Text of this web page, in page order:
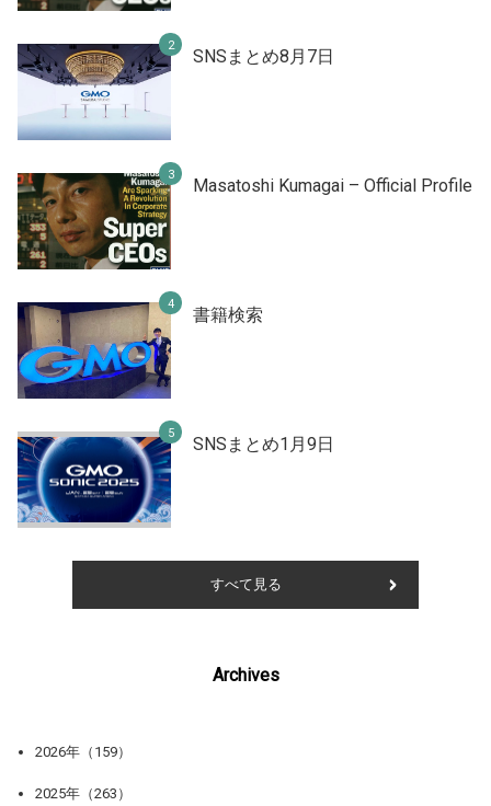
SNSまとめ8月7日
Masatoshi Kumagai – Official Profile
書籍検索
SNSまとめ1月9日
すべて見る
Archives
2026年（159）
2025年（263）